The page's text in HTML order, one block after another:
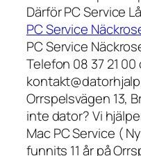
Därför PC Service
PC Service
PC Service
Telefon 08 37 21
Orrspelsvägen 13,
inte dator? Vi
Mac PC Service (
funnits 11 år på